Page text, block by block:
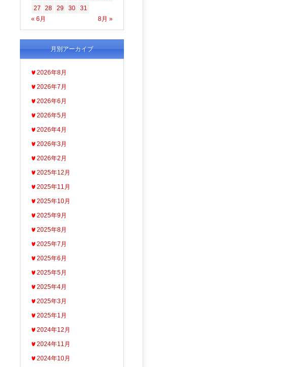
« 6月 8月 »
27
28 29 30 31
月別アーカイブ
2026年8月
2026年7月
2026年6月
2026年5月
2026年4月
2026年3月
2026年2月
2025年12月
2025年11月
2025年10月
2025年9月
2025年8月
2025年7月
2025年6月
2025年5月
2025年4月
2025年3月
2025年1月
2024年12月
2024年11月
2024年10月